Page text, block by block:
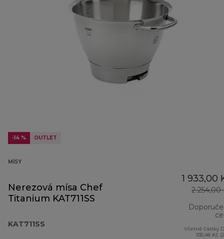
-14 % OUTLET
MÍSY
Nerezová mísa Chef
Titanium KAT711SS
KAT711SS
1 933,00
2 254,00
Včetně částky
335,48 Kč